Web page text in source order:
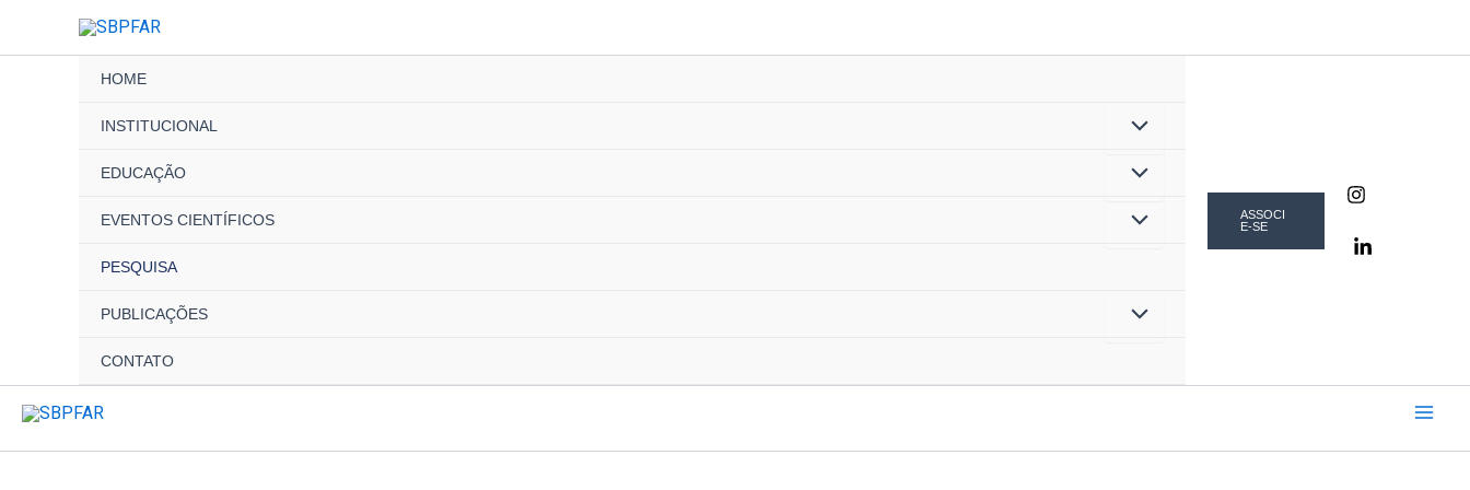
HOME
INSTITUCIONAL
EDUCAÇÃO
EVENTOS CIENTÍFICOS
PESQUISA
PUBLICAÇÕES
CONTATO
ASSOCI
E-SE